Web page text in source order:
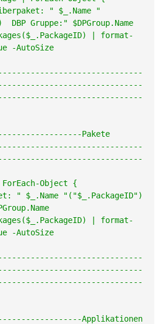
" $_.Name "
DBP Gruppe:" $DPGroup.Name
| format-
-AutoSize
Pakete
ForEach-Object {
" $_.Name "("$_.PackageID")
| format-
-AutoSize
Applikationen